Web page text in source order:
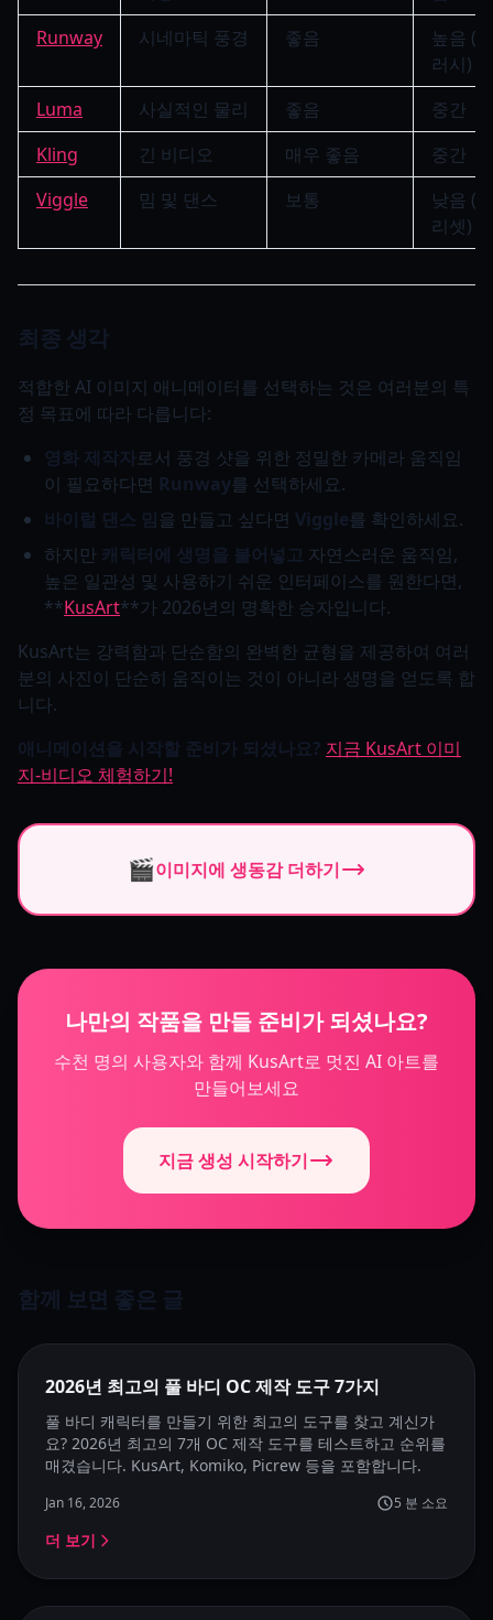
Runway
시네마틱 풍경 좋음
높음 (브
러시)
Luma
사실적인 물리 좋음
중간
Kling
긴 비디오 매우 좋음
중간
Viggle
밈 및 댄스 보통
낮음 (프
리셋)
최종 생각
적합한 AI 이미지 애니메이터를 선택하는 것은 여러분의 특
정 목표에 따라 다릅니다:
영화 제작자로서 풍경 샷을 위한 정밀한 카메라 움직임
이 필요하다면 Runway를 선택하세요.
바이럴 댄스 밈 을 만들고 싶다면 Viggle를 확인하세요.
하지만 캐릭터에 생명을 불어넣고 자연스러운 움직임,
높은 일관성 및 사용하기 쉬운 인터페이스를 원한다면,
**KusArt**가 2026년의 명확한 승자입니다.
KusArt는 강력함과 단순함의 완벽한 균형을 제공하여 여러
분의 사진이 단순히 움직이는 것이 아니라 생명을 얻도록 합
니다.
애니메이션을 시작할 준비가 되셨나요? 지금 KusArt 이미
지-비디오 체험하기!
🎬이미지에 생동감 더하기
나만의 작품을 만들 준비가 되셨나요?
수천 명의 사용자와 함께 KusArt로 멋진 AI 아트를
만들어보세요
지금 생성 시작하기
함께 보면 좋은 글
2026년 최고의 풀 바디 OC 제작 도구 7가지
풀 바디 캐릭터를 만들기 위한 최고의 도구를 찾고 계신가
요? 2026년 최고의 7개 OC 제작 도구를 테스트하고 순위를
매겼습니다. KusArt, Komiko, Picrew 등을 포함합니다.
Jan 16, 2026 5 분 소요
더 보기